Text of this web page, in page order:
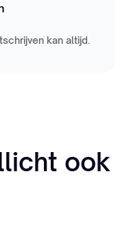
kan altijd.
ook